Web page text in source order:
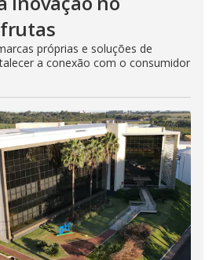
próprias e soluções de
a conexão com o consumidor